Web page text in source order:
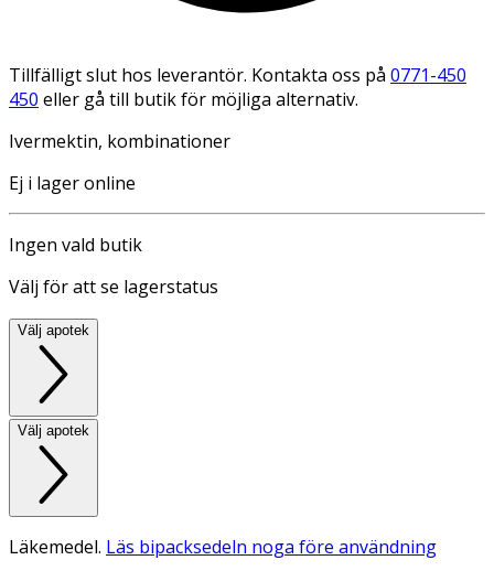
Tillfälligt slut hos leverantör. Kontakta oss på 0771-450
450 eller gå till butik för möjliga alternativ.
Ivermektin, kombinationer
Ej i lager online
Ingen vald butik
Välj för att se lagerstatus
Välj apotek
Välj apotek
Läkemedel. Läs bipacksedeln noga före användning